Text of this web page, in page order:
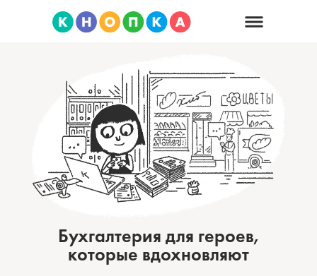
Бухгалтерия для героев,
которые вдохновляют